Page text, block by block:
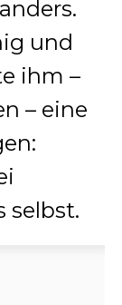
und
ihm –
– eine
selbst.